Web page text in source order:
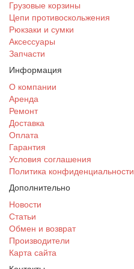
Грузовые корзины
Цепи противоскольжения
Рюкзаки и сумки
Аксессуары
Запчасти
Информация
О компании
Аренда
Ремонт
Доставка
Оплата
Гарантия
Условия соглашения
Политика конфиденциальности
Дополнительно
Новости
Статьи
Обмен и возврат
Производители
Карта сайта